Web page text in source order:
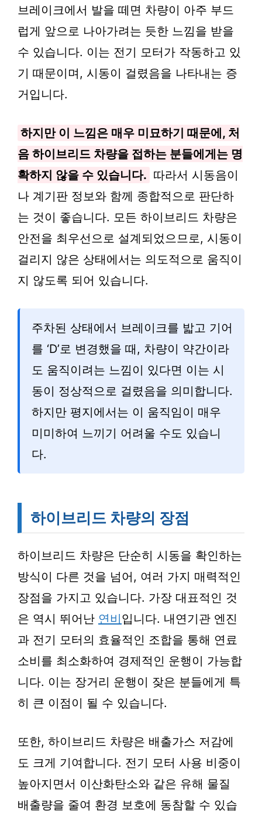
브레이크에서 발을 떼면 차량이 아주 부드
럽게 앞으로 나아가려는 듯한 느낌을 받을
수 있습니다. 이는 전기 모터가 작동하고 있
기 때문이며, 시동이 걸렸음을 나타내는 증
거입니다.
하지만 이 느낌은 매우 미묘하기 때문에, 처
음 하이브리드 차량을 접하는 분들에게는 명
확하지 않을 수 있습니다. 따라서 시동음이
나 계기판 정보와 함께 종합적으로 판단하
는 것이 좋습니다. 모든 하이브리드 차량은
안전을 최우선으로 설계되었으므로, 시동이
걸리지 않은 상태에서는 의도적으로 움직이
지 않도록 되어 있습니다.
주차된 상태에서 브레이크를 밟고 기어
를 ‘D’로 변경했을 때, 차량이 약간이라
도 움직이려는 느낌이 있다면 이는 시
동이 정상적으로 걸렸음을 의미합니다.
하지만 평지에서는 이 움직임이 매우
미미하여 느끼기 어려울 수도 있습니
다.
하이브리드 차량의 장점
하이브리드 차량은 단순히 시동을 확인하는
방식이 다른 것을 넘어, 여러 가지 매력적인
장점을 가지고 있습니다. 가장 대표적인 것
은 역시 뛰어난 연비입니다. 내연기관 엔진
과 전기 모터의 효율적인 조합을 통해 연료
소비를 최소화하여 경제적인 운행이 가능합
니다. 이는 장거리 운행이 잦은 분들에게 특
히 큰 이점이 될 수 있습니다.
또한, 하이브리드 차량은 배출가스 저감에
도 크게 기여합니다. 전기 모터 사용 비중이
높아지면서 이산화탄소와 같은 유해 물질
배출량을 줄여 환경 보호에 동참할 수 있습